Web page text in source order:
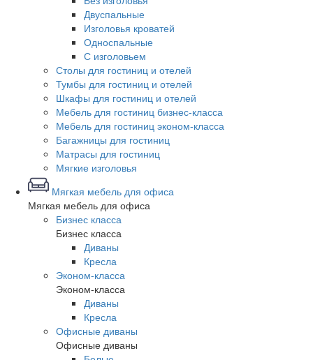
Двуспальные
Изголовья кроватей
Односпальные
С изголовьем
Столы для гостиниц и отелей
Тумбы для гостиниц и отелей
Шкафы для гостиниц и отелей
Мебель для гостиниц бизнес-класса
Мебель для гостиниц эконом-класса
Багажницы для гостиниц
Матрасы для гостиниц
Мягкие изголовья
Мягкая мебель для офиса
Мягкая мебель для офиса
Бизнес класса
Бизнес класса
Диваны
Кресла
Эконом-класса
Эконом-класса
Диваны
Кресла
Офисные диваны
Офисные диваны